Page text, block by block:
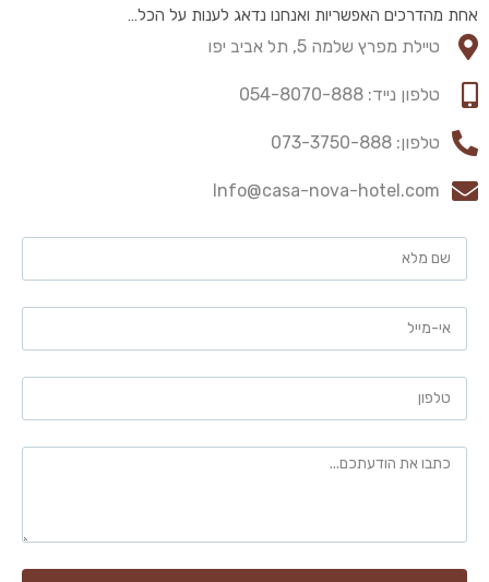
אחת מהדרכים האפשריות ואנחנו נדאג לענות על הכל…
טיילת מפרץ שלמה 5, תל אביב יפו
טלפון נייד: 054-8070-888​
טלפון: 073-3750-888​
Info@casa-nova-hotel.com​